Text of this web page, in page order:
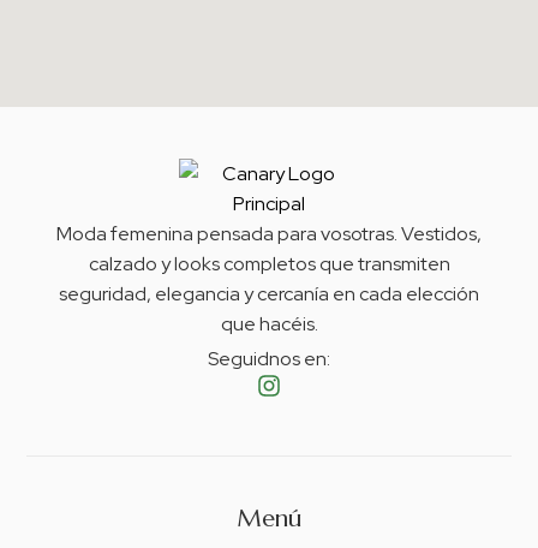
Moda femenina pensada para vosotras. Vestidos,
calzado y looks completos que transmiten
seguridad, elegancia y cercanía en cada elección
que hacéis.
Seguidnos en:
Menú